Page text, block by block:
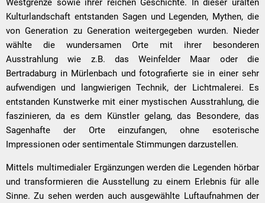
Kulturlandschaft entstanden Sagen und Legenden, Mythen, die
von Generation zu Generation weitergegeben wurden. Nieder
wählte die wundersamen Orte mit ihrer besonderen
Ausstrahlung wie z.B. das Weinfelder Maar oder die
Bertradaburg in Mürlenbach und fotografierte sie in einer sehr
aufwendigen und langwierigen Technik, der Lichtmalerei. Es
entstanden Kunstwerke mit einer mystischen Ausstrahlung, die
faszinieren, da es dem Künstler gelang, das Besondere, das
Sagenhafte der Orte einzufangen, ohne esoterische
Impressionen oder sentimentale Stimmungen darzustellen.
Mittels multimedialer Ergänzungen werden die Legenden hörbar
und transformieren die Ausstellung zu einem Erlebnis für alle
Sinne. Zu sehen werden auch ausgewählte Luftaufnahmen der